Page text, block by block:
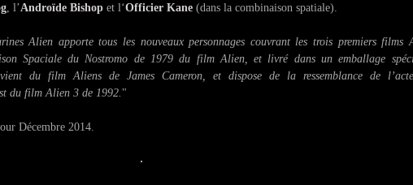
, l’Androïde Bishop et l‘Officier Kane (dans la combinaison spatiale).
Alien apporte tous les nouveaux personnages couvrant les trois premiers
Spaciale du Nostromo de 1979 du film Alien, et livré dans un emballage
du film Aliens de James Cameron, et dispose de la ressemblance de
du film Alien 3 de 1992. "
Décembre 2014.